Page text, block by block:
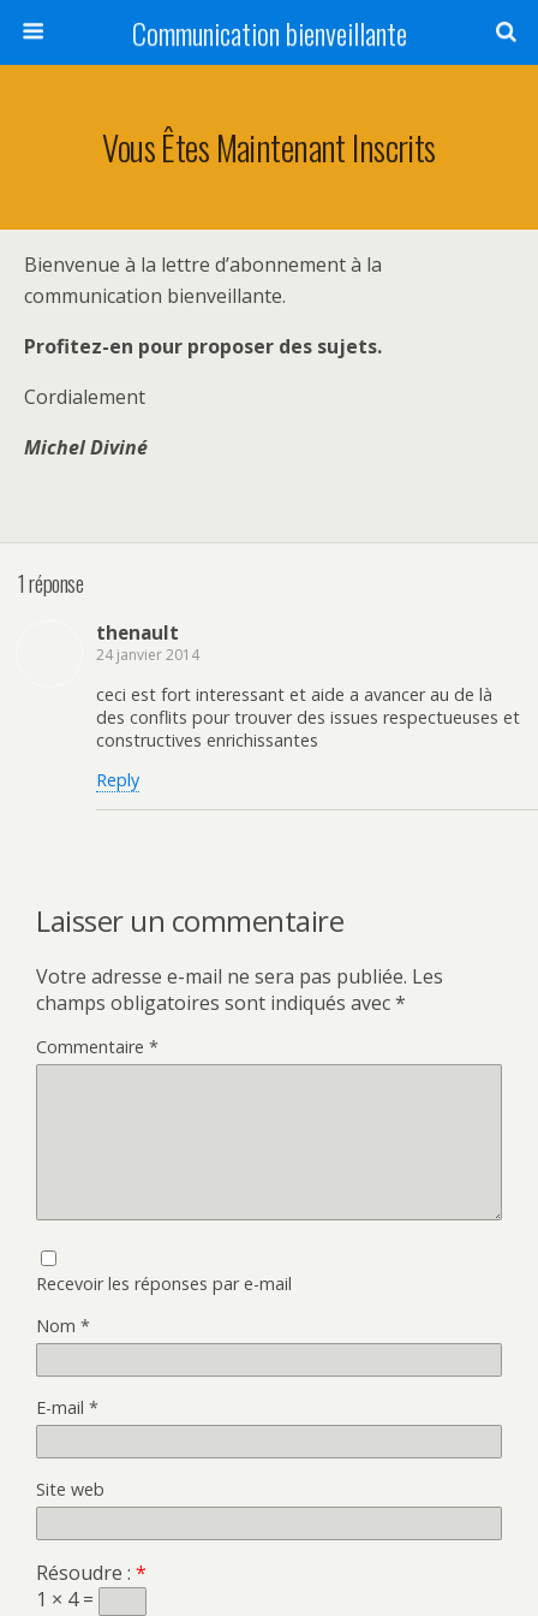
Communication bienveillante
Vous Êtes Maintenant Inscrits
Bienvenue à la lettre d’abonnement à la
communication bienveillante.
Profitez-en pour proposer des sujets.
Cordialement
Michel Diviné
1 réponse
thenault
24 janvier 2014
ceci est fort interessant et aide a avancer au de là
des conflits pour trouver des issues respectueuses et
constructives enrichissantes
Reply
Laisser un commentaire
Votre adresse e-mail ne sera pas publiée. Les
champs obligatoires sont indiqués avec*
Commentaire *
Recevoir les réponses par e-mail
Nom *
E-mail *
Site web
Résoudre : *
1 × 4 =